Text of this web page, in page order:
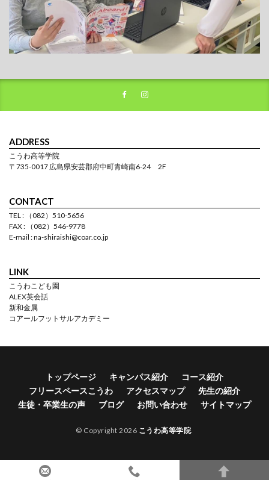
ADDRESS
こうわ高等学院
〒735-0017 広島県安芸郡府中町青崎南6-24 2F
CONTACT
TEL : （082）510-5656
FAX : （082）546-9778
E-mail : na-shiraishi@coar.co.jp
LINK
こうわこども園
ALEX英会話
新和金属
コアールフットサルアカデミー
トップページ キャンパス紹介
コース紹介
フリースペースこうわ
アクセスマップ
先生の紹介
生徒・卒業生の声
ブログ お問い合わせ サイトマップ
© Copyright 2026 こうわ高等学院.